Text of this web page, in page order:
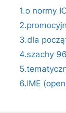
1.o normy
3.dla
4.szachy
6.IME